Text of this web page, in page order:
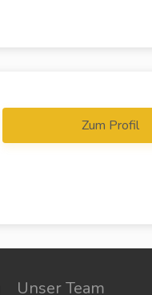
Zum Profil
Unser Team